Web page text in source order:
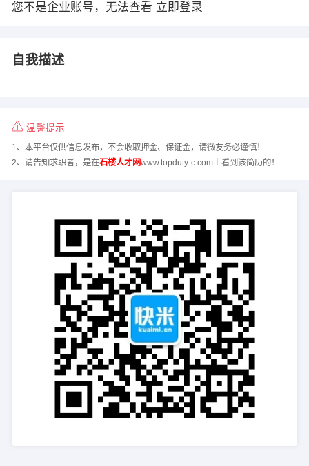
您不是企业账号，无法查看 立即登录
自我描述
温馨提示
1、本平台仅供信息发布，不会收取押金、保证金，请微友务必谨慎！
2、请告知求职者，是在石楼人才网www.topduty-c.com上看到该简历的！